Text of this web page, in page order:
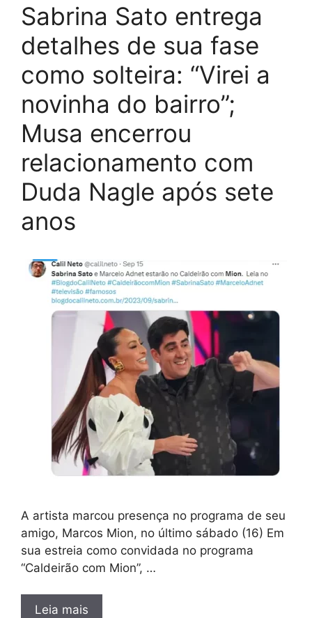
Sabrina Sato entrega
detalhes de sua fase
como solteira: “Virei a
novinha do bairro”;
Musa encerrou
relacionamento com
Duda Nagle após sete
anos
A artista marcou presença no programa de seu
amigo, Marcos Mion, no último sábado (16) Em
sua estreia como convidada no programa
“Caldeirão com Mion”, …
Leia mais